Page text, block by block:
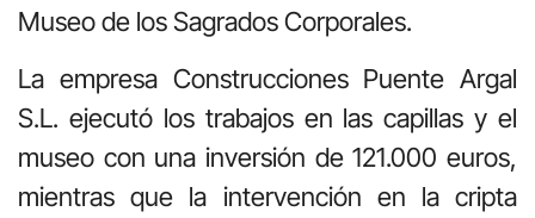
Museo de los Sagrados Corporales.
La empresa Construcciones Puente Argal
S.L. ejecutó los trabajos en las capillas y el
museo con una inversión de 121.000 euros,
mientras que la intervención en la cripta